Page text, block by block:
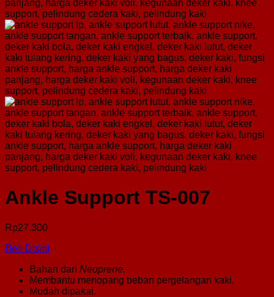
Ankle Support TS-007
Rp27.300
Beli Disini
Bahan dari Neoprene.
Membantu menopang beban pergelangan kaki.
Mudah dipakai.